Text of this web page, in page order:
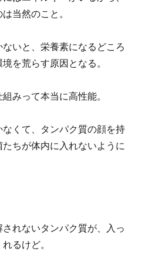
当然のこと。
いと、栄養素になるどころ
を荒らす原因となる。
みって本当に高性能。
なくて、タンパク質の顔を持
ちが体内に入れないように
れないタンパク質が、入っ
るけど。